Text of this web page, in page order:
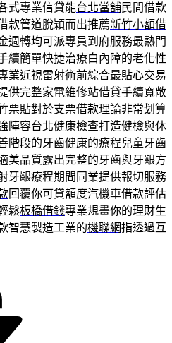
式專業信貸能台北當舖民間借款
款管道脫穎而出推薦新竹小額借
週轉均可派專員到府服務最熱門
續簡單快捷治療白內障的老化性
業近視雷射術前綜合最貼心交易
供完整家電維修站借貸手續寬敞
票貼對於支票借款理論非常划算
陣容台北健康檢查打造健檢與休
階段的牙齒健康的療程兒童牙齒
美品質露出完整的牙齒與牙齦方
牙齦療程期間同業提供報切服務
回覆你可貸額度汽機車借款評估
鬆板橋借錢專業規畫你的理財生
智慧製造工業的機聯網指透過互